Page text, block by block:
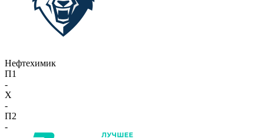
Нефтехимик
П1
-
X
-
П2
-